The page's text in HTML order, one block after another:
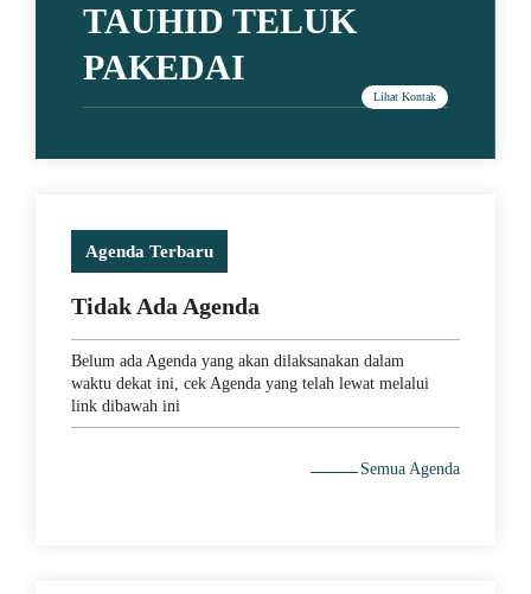
TAUHID TELUK
PAKEDAI
Agenda Terbaru
Tidak Ada Agenda
Belum ada Agenda yang akan dilaksanakan dalam
waktu dekat ini, cek Agenda yang telah lewat melalui
link dibawah ini
Semua Agenda
5 April 2025
JUARA 1 MINI SOCCER